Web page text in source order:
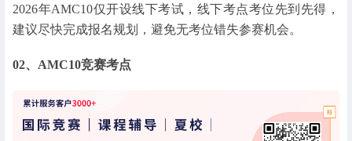
2026年AMC10仅开设线下考试，线下考点考位先到先得，
建议尽快完成报名规划，避免无考位错失参赛机会。
02、AMC10竞赛考点